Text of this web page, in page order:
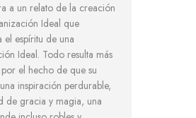
a un relato de la creación
Ideal que
el espíritu de una
Ideal. Todo resulta más
el hecho de que su
inspiración perdurable,
de gracia y magia, una